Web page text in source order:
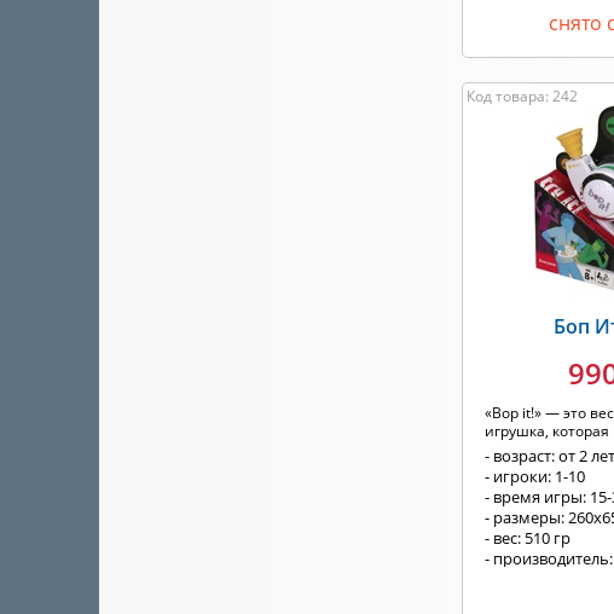
снято
Код товара: 242
Боп
«Bop it!» — это
игрушка,
- возраст: от 2 лет
- игроки: 1-10
- время игры:
- размеры:
- вес: 510 гр
-